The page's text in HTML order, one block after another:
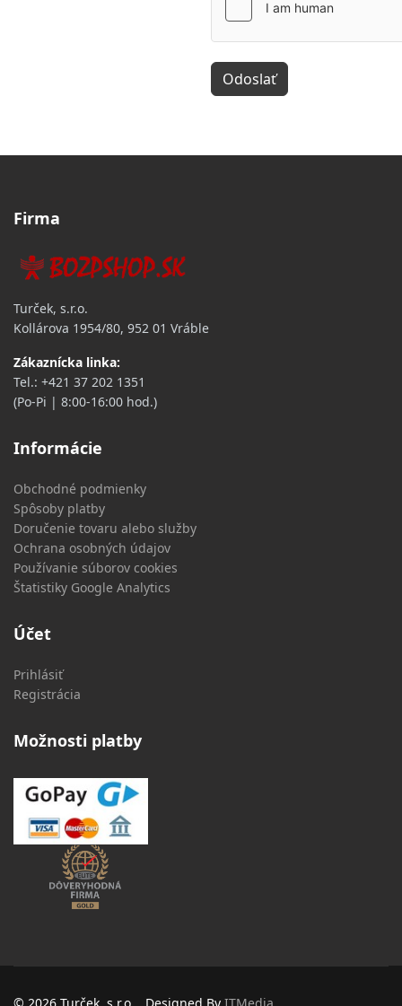
Odoslať
Firma
Turček, s.r.o.
Kollárova 1954/80, 952 01 Vráble
Zákaznícka linka:
Tel.: +421 37 202 1351
(Po-Pi | 8:00-16:00 hod.)
Informácie
Obchodné podmienky
Spôsoby platby
Doručenie tovaru alebo služby
Ochrana osobných údajov
Používanie súborov cookies
Štatistiky Google Analytics
Účet
Prihlásiť
Registrácia
Možnosti platby